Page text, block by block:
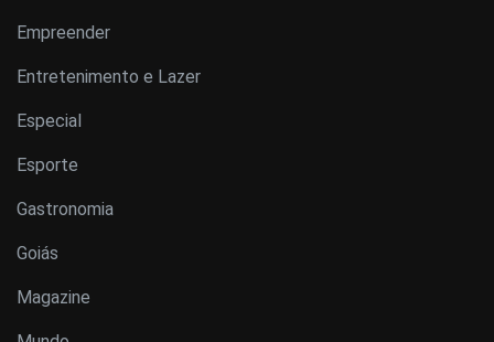
Empreender
Entretenimento e Lazer
Especial
Esporte
Gastronomia
Goiás
Magazine